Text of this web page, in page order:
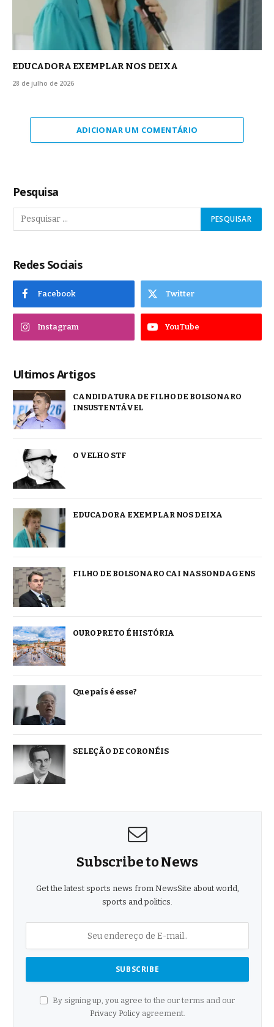
EDUCADORA EXEMPLAR NOS DEIXA
28 de julho de 2026
ADICIONAR UM COMENTÁRIO
Pesquisa
Redes Sociais
Facebook Twitter
Instagram YouTube
Ultimos Artigos
CANDIDATURA DE FILHO DE BOLSONARO
INSUSTENTÁVEL
O VELHO STF
EDUCADORA EXEMPLAR NOS DEIXA
FILHO DE BOLSONARO CAI NAS SONDAGENS
OURO PRETO É HISTÓRIA
Que país é esse?
SELEÇÃO DE CORONÉIS
Subscribe to News
Get the latest sports news from NewsSite about world,
sports and politics.
By signing up, you agree to the our terms and our
Privacy Policyagreement.